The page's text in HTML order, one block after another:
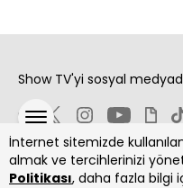
İnternet sitemizde
almak ve tercihlerinizi
Politikası, daha fazla bilgi
Show TV'yi sosyal